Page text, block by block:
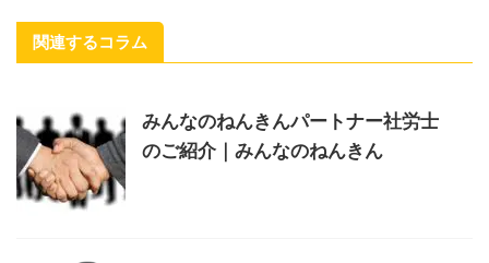
関連するコラム
みんなのねんきんパートナー社労士
のご紹介｜みんなのねんきん